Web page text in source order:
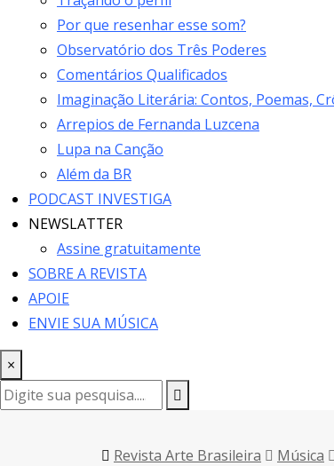
Por que resenhar esse som?
Observatório dos Três Poderes
Comentários Qualificados
Imaginação Literária: Contos, Poemas,
Arrepios de Fernanda Luzcena
Lupa na Canção
Além da BR
PODCAST INVESTIGA
NEWSLATTER
Assine gratuitamente
SOBRE A REVISTA
APOIE
ENVIE SUA MÚSICA
×
Revista Arte Brasileira Música